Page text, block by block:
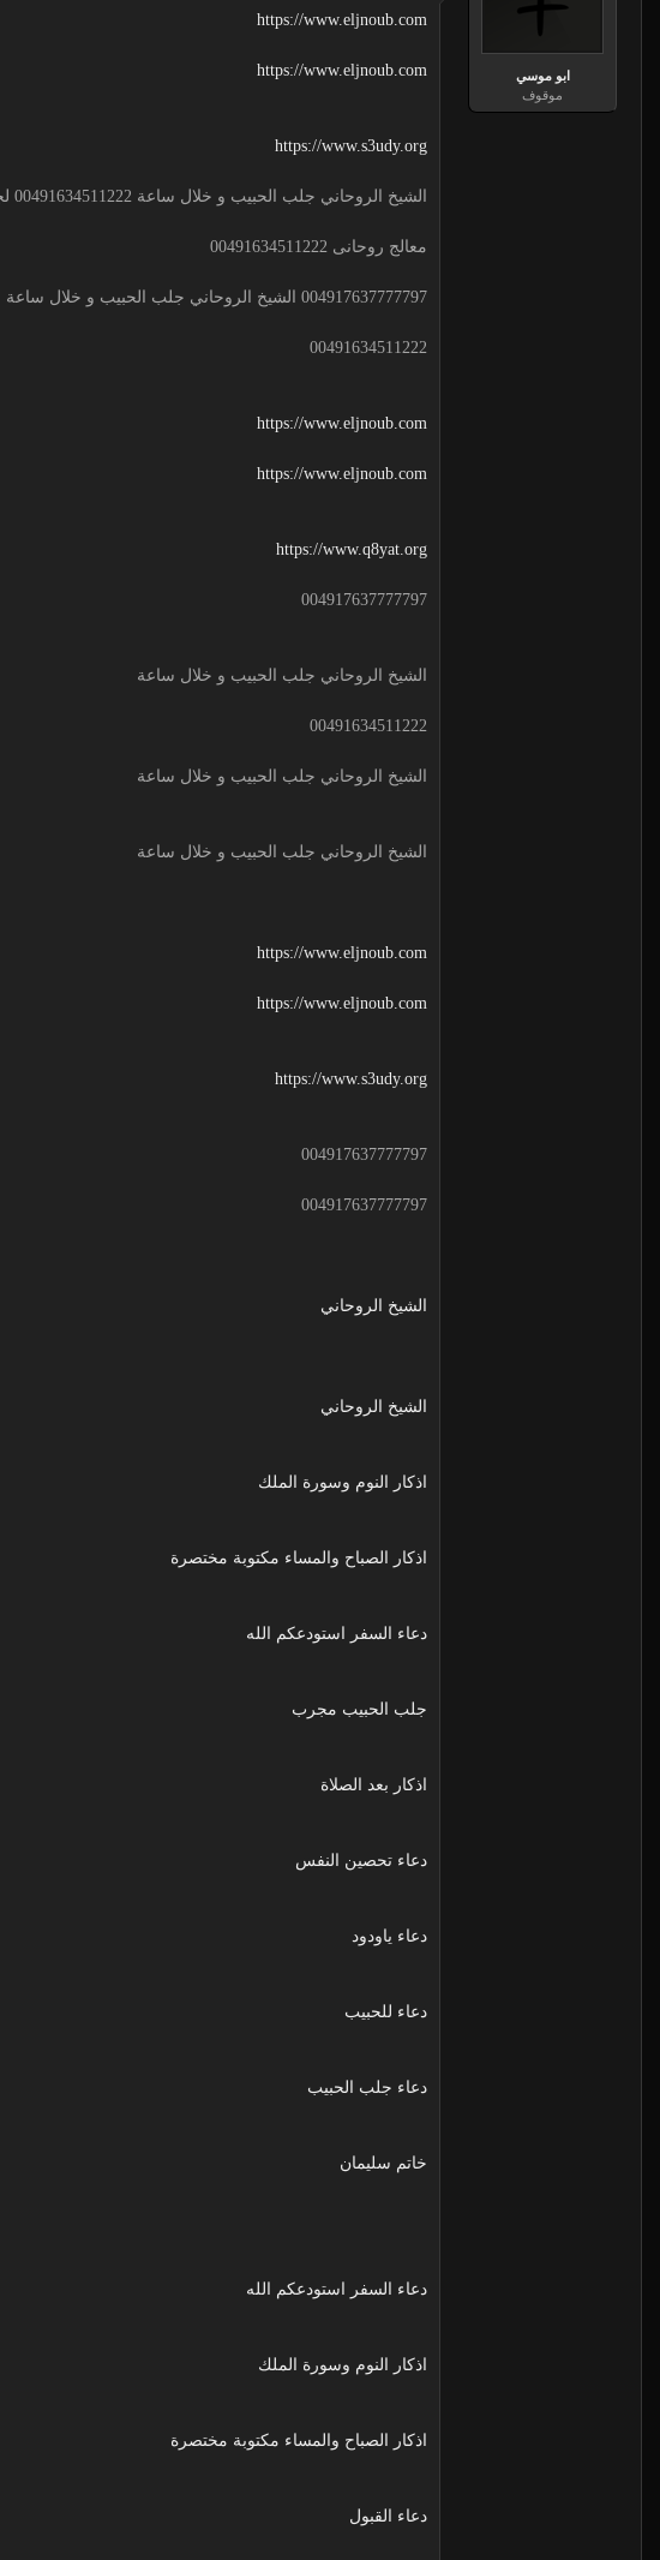
ابو موسي
موقوف
https://www.eljnoub.com
https://www.eljnoub.com
https://www.s3udy.org
الشيخ الروحاني جلب الحبيب و خلال ساعة 00491634511222 لجلب الحبيب
معالج روحانى 00491634511222
004917637777797 الشيخ الروحاني جلب الحبيب و خلال ساعة
00491634511222
https://www.eljnoub.com
https://www.eljnoub.com
https://www.q8yat.org
004917637777797
الشيخ الروحاني جلب الحبيب و خلال ساعة
00491634511222
الشيخ الروحاني جلب الحبيب و خلال ساعة
الشيخ الروحاني جلب الحبيب و خلال ساعة
https://www.eljnoub.com
https://www.eljnoub.com
https://www.s3udy.org
004917637777797
004917637777797
الشيخ الروحاني
الشيخ الروحاني
اذكار النوم وسورة الملك
اذكار الصباح والمساء مكتوبة مختصرة
دعاء السفر استودعكم الله
جلب الحبيب مجرب
اذكار بعد الصلاة
دعاء تحصين النفس
دعاء ياودود
دعاء للحبيب
دعاء جلب الحبيب
خاتم سليمان
دعاء السفر استودعكم الله
اذكار النوم وسورة الملك
اذكار الصباح والمساء مكتوبة مختصرة
دعاء القبول